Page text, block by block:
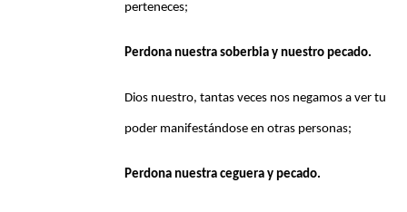
perteneces;
Perdona nuestra soberbia y nuestro pecado.
Dios nuestro, tantas veces nos negamos a ver tu
poder manifestándose en otras personas;
Perdona nuestra ceguera y pecado.